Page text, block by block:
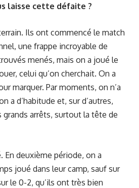
laisse cette défaite ?
Ils ont commencé le match
une frappe incroyable de
menés, mais on a joué le
celui qu’on cherchait. On a
marquer. Par moments, on n’a
a d’habitude et, sur d’autres,
arrêts, surtout la tête de
En deuxième période, on a
joué dans leur camp, sauf sur
le 0-2, qu’ils ont très bien